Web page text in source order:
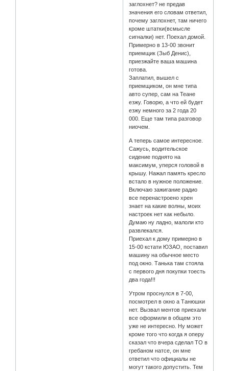
заглохнет? не предав
значения его словам ответил,
почему заглохнет, там ничего
кроме штатки(всмысле
сигналки) нет. Поехал домой.
Примерно в 13-00 звонит
приемщик (Зыб Денис),
приезжайте ваша машина
готова.
Заплатил, вышел с
приемщиком, он мне типа
авто супер, сам на Теане
езжу. Говорю, а что ей будет
езжу немного за 2 года 20
000. Еще там типа разговор
ниочем.
А теперь самое интересное.
Сажусь, водительское
сидение поднято на
максимум, уперся головой в
крышу. Нажал память кресло
встало в нужное положение.
Включаю зажигание радио
все перенастроено хрен
знает на какие волны, моих
настроек нет как небыло.
Думаю ну ладно, малоли кто
развлекался.
Приехал к дому примерно в
15-00 кстати ЮЗАО, поставил
машину на обычное место
под окно. Танька там стояла
с первого дня покупки тоесть
два года!!!
Утром проснулся в 7-00,
посмотрел в окно а Танюшки
нет. Вызвал ментов приехали
все оформили в общем это
уже не интересно. Ну может
кроме того что когда я оперу
сказал что вчера сделал ТО в
гребаном натсе, он мне
ответил что официалы не
могут такого допустить. Тем